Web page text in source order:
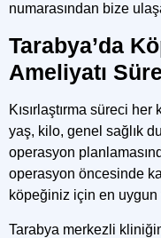
numarasından bize
Tarabya’da
Ameliyatı
Kısırlaştırma süreci
yaş, kilo, genel sağlık
operasyon
operasyon öncesinde
köpeğiniz için en uygun
Tarabya merkezli